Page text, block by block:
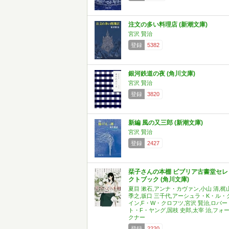
注文の多い料理店 (新潮文庫)
宮沢 賢治
登録
5382
銀河鉄道の夜 (角川文庫)
宮沢 賢治
登録
3820
新編 風の又三郎 (新潮文庫)
宮沢 賢治
登録
2427
栞子さんの本棚 ビブリア古書堂セレ
クトブック (角川文庫)
夏目 漱石,アンナ・カヴァン,小山 清,梶
季之,坂口 三千代,アーシュラ・K・ル・
イン,F・W・クロフツ,宮沢 賢治,ロバー
ト・F・ヤング,国枝 史郎,太宰 治,フォー
クナー